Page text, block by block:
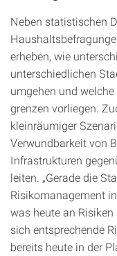
Neben statistischen
erheben, wie
unterschiedlichen
umgehen und
grenzen vorliegen.
kleinräumiger
Verwundbarkeit von
Infrastrukturen
leiten. „Gerade die
Risikomanagement
was heute an
sich entsprechende
bereits heute in der